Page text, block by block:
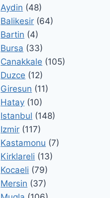
Aydin (48)
Balikesir (64)
Bartin (4)
Bursa (33)
Canakkale (105)
Duzce (12)
Giresun (11)
Hatay (10)
Istanbul (148)
Izmir (117)
Kastamonu (7)
Kirklareli (13)
Kocaeli (79)
Mersin (37)